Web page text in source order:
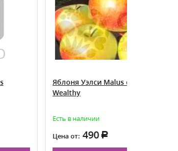
Яблоня Уэлси Malus domestica